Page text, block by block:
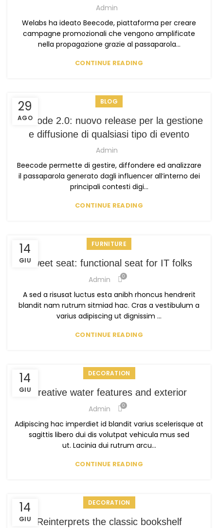
Admin
Welabs ha ideato Beecode, piattaforma per creare
campagne promozionali che vengono amplificate
nella propagazione grazie al passaparola...
CONTINUE READING
29
AGO
BLOG
Beecode 2.0: nuovo release per la gestione
e diffusione di qualsiasi tipo di evento
Admin
Beecode permette di gestire, diffondere ed analizzare
il passaparola generato dagli influencer all’interno dei
principali contesti digi...
CONTINUE READING
14
GIU
FURNITURE
Sweet seat: functional seat for IT folks
Admin 0
A sed a risusat luctus esta anibh rhoncus hendrerit
blandit nam rutrum sitmiad hac. Cras a vestibulum a
varius adipiscing ut dignissim ...
CONTINUE READING
14
GIU
DECORATION
Creative water features and exterior
Admin 0
Adipiscing hac imperdiet id blandit varius scelerisque at
sagittis libero dui dis volutpat vehicula mus sed
ut. Lacinia dui rutrum arcu...
CONTINUE READING
14
GIU
DECORATION
Reinterprets the classic bookshelf